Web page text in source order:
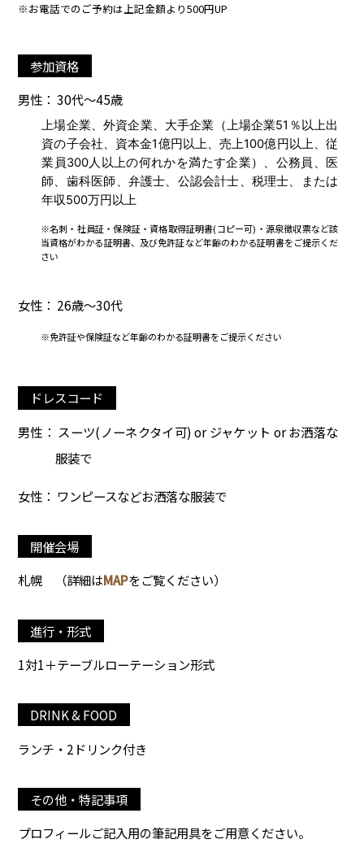
※お電話でのご予約は上記金額より500円UP
参加資格
男性： 30代～45歳
上場企業、外資企業、大手企業（上場企業51％以上出
資の子会社、資本金1億円以上、売上100億円以上、従
業員300人以上の何れかを満たす企業）、公務員、医
師、歯科医師、弁護士、公認会計士、税理士、または
年収500万円以上
※名刺・社員証・保険証・資格取得証明書(コピー可)・源泉徴収票など該
当資格がわかる証明書、及び免許証など年齢のわかる証明書をご提示くだ
さい
女性： 26歳～30代
※免許証や保険証など年齢のわかる証明書をご提示ください
ドレスコード
男性： スーツ(ノーネクタイ可) or ジャケット or お洒落な
服装で
女性： ワンピースなどお洒落な服装で
開催会場
札幌
（詳細はMAPをご覧ください）
進行・形式
1対1＋テーブルローテーション形式
DRINK & FOOD
ランチ・2ドリンク付き
その他・特記事項
プロフィールご記入用の筆記用具をご用意ください。